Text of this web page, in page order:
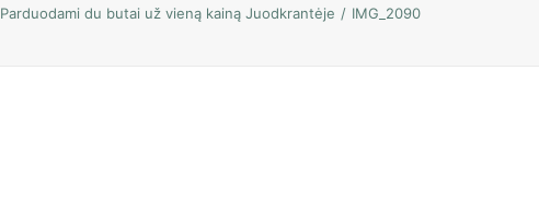
Parduodami du butai už vieną kainą Juodkrantėje IMG_2090